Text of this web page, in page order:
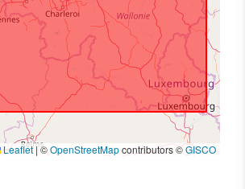
Leaflet|©OpenStreetMapcontributors ©GISCO